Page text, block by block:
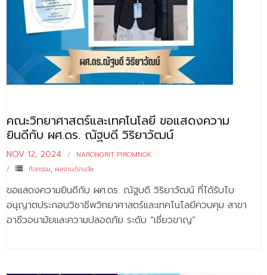
คณะวิทยาศาสตร์และเทคโนโลยี ขอแสดงความ
ยินดีกับ ผศ.ดร. ณัฐบดี วิริยาวัฒน์
NOV 12, 2024
NARONGRIT PIROMNOK
กิจกรรม, ผลงาน/รางวัล
ขอแสดงความยินดีกับ ผศ.ดร. ณัฐบดี วิริยาวัฒน์ ที่ได้รับไบ
อนุญาตประกอบวิชาชีพวิทยาศาสตร์และเทคโนโลยีควบคุม สาขา
อาชีวอนามัยและความปลอดภัย ระดับ “เชี่ยวขาญ”